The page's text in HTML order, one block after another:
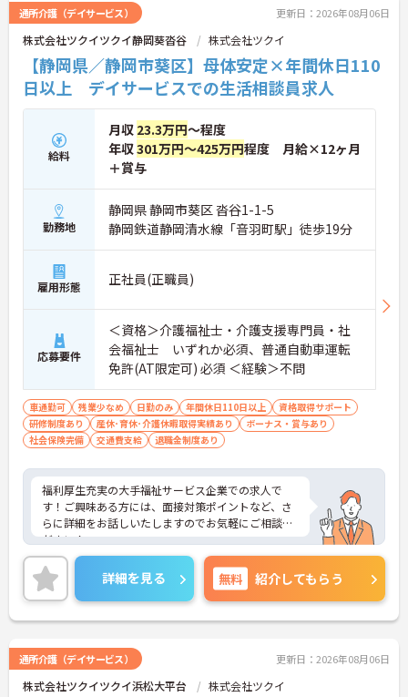
さい。
通所介護（デイサービス） 更新日：2026年08月06日
株式会社ツクイツクイ静岡葵沓谷 株式会社ツクイ
【静岡県／静岡市葵区】母体安定×年間休日110
日以上 デイサービスでの生活相談員求人
給料
月収 23.3万円～程度
年収301万円～425万円程度 月給×12ヶ月
＋賞与
勤務地
静岡県 静岡市葵区 沓谷1-1-5
静岡鉄道静岡清水線「音羽町駅」徒歩19分
雇用形態 正社員(正職員)
応募要件
＜資格＞介護福祉士・介護支援専門員・社
会福祉士 いずれか必須、普通自動車運転
免許(AT限定可) 必須 ＜経験＞不問
車通勤可 残業少なめ 日勤のみ 年間休日110日以上
資格取得サポート
研修制度あり
産休･育休･介護休暇取得実績あり
ボーナス・賞与あり
社会保険完備
交通費支給 退職金制度あり
福利厚生充実の大手福祉サービス企業での求人で
す！ご興味ある方には、面接対策ポイントなど、さ
らに詳細をお話しいたしますのでお気軽にご相談く
ださい！
詳細を見る 無料 紹介してもらう
通所介護（デイサービス） 更新日：2026年08月06日
株式会社ツクイツクイ浜松大平台 株式会社ツクイ